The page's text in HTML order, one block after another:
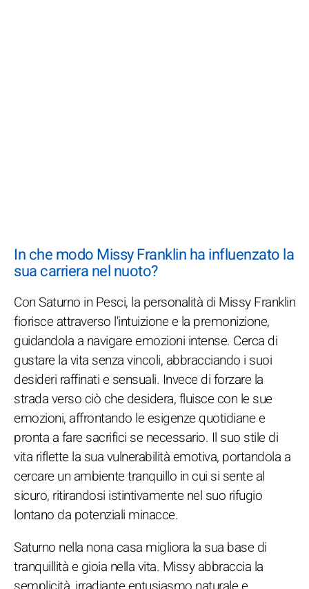
In che modo Missy Franklin ha influenzato la
sua carriera nel nuoto?
Con Saturno in Pesci, la personalità di Missy Franklin
fiorisce attraverso l'intuizione e la premonizione,
guidandola a navigare emozioni intense. Cerca di
gustare la vita senza vincoli, abbracciando i suoi
desideri raffinati e sensuali. Invece di forzare la
strada verso ciò che desidera, fluisce con le sue
emozioni, affrontando le esigenze quotidiane e
pronta a fare sacrifici se necessario. Il suo stile di
vita riflette la sua vulnerabilità emotiva, portandola a
cercare un ambiente tranquillo in cui si sente al
sicuro, ritirandosi istintivamente nel suo rifugio
lontano da potenziali minacce.
Saturno nella nona casa migliora la sua base di
tranquillità e gioia nella vita. Missy abbraccia la